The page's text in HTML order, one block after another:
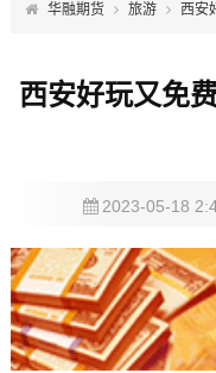
华融期货 旅游 西安
西安好玩又免
2023-05-18